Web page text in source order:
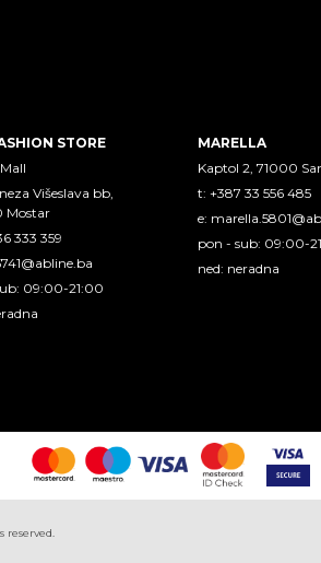
STORE
Višeslava bb,
Mostar
333 359
09:00-21:00
MARELLA
Kaptol 2, 71000
t: +387 33 556 485
e:
pon - sub: 09:00-
ned: neradna
reserved.